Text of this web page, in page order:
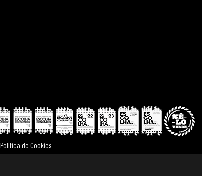
Política de Cookies